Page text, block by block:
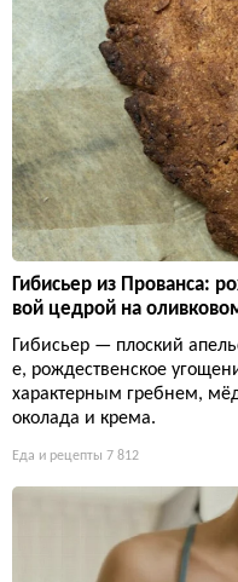
Гибисьер из Прованса:
вой цедрой на
Гибисьер — плоский
е, рождественское
характерным гребнем,
околада и крема.
Еда и рецепты 7 812